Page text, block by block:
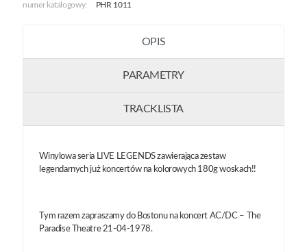
numer katalogowy:
PHR 1011
OPIS
PARAMETRY
TRACKLISTA
Winylowa seria LIVE LEGENDS zawierająca zestaw
legendarnych już koncertów na kolorowych 180g woskach!!
Tym razem zapraszamy do Bostonu na koncert AC/DC – The
Paradise Theatre 21-04-1978.